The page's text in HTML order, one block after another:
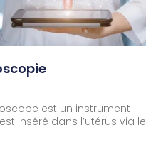
est un instrument
inséré dans l’utérus via le